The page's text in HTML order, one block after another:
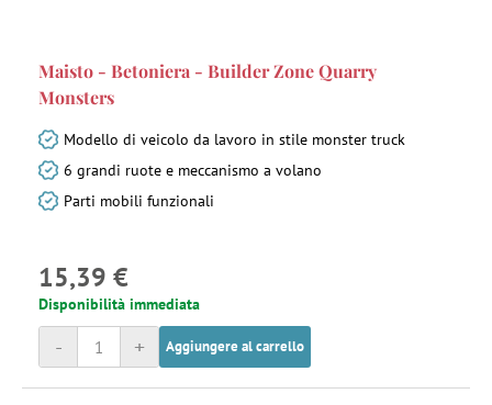
Maisto - Betoniera - Builder Zone Quarry
Monsters
Modello di veicolo da lavoro in stile monster truck
6 grandi ruote e meccanismo a volano
Parti mobili funzionali
15,39 €
Disponibilità immediata
+
- Aggiungere al carrello